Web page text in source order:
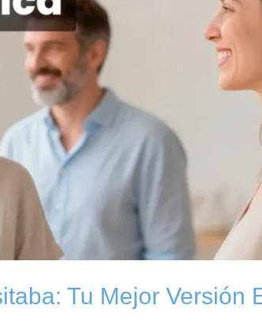
Tu Mejor Versión